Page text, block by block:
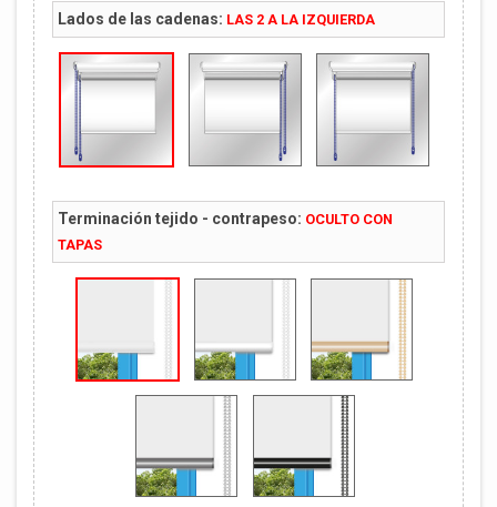
Lados de las cadenas: LAS 2 A LA IZQUIERDA
Terminación tejido - contrapeso: OCULTO CON
TAPAS